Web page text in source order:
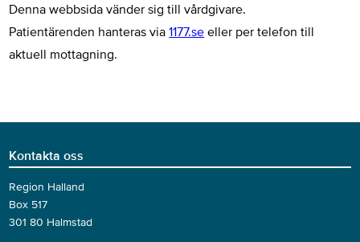
Denna webbsida vänder sig till vårdgivare.
Patientärenden hanteras via1177.se eller per telefon till
aktuell mottagning.
Kontakta oss
Region Halland
Box 517
301 80 Halmstad